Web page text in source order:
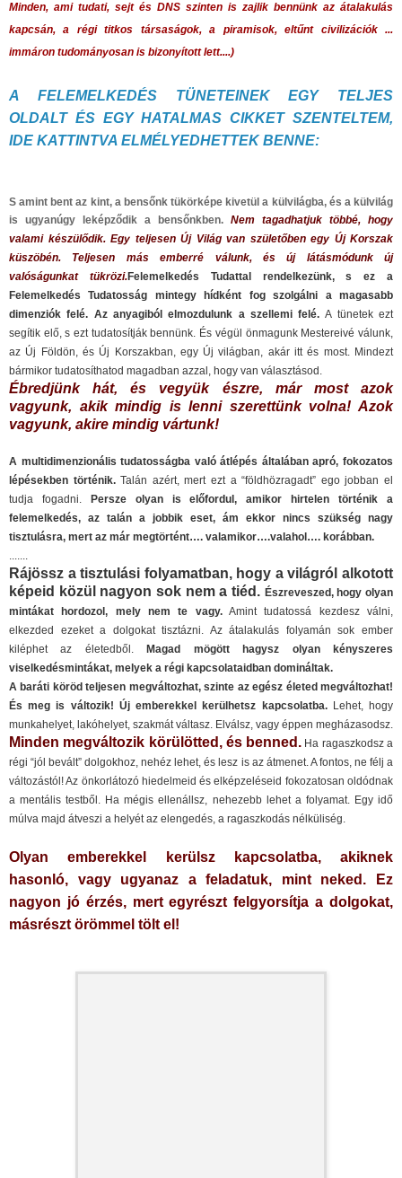
Minden, ami tudati, sejt és DNS szinten is zajlik bennünk az átalakulás
kapcsán, a régi titkos társaságok, a piramisok, eltűnt civilizációk ...
immáron tudományosan is bizonyított lett....)
A FELEMELKEDÉS TÜNETEINEK EGY TELJES
OLDALT ÉS EGY HATALMAS CIKKET SZENTELTEM,
IDE KATTINTVA ELMÉLYEDHETTEK BENNE:
S amint bent az kint, a bensőnk tükörképe kivetül a külvilágba, és a külvilág
is ugyanúgy leképződik a bensőnkben. Nem tagadhatjuk többé, hogy
valami készülődik. Egy teljesen Új Világ van születőben egy Új Korszak
küszöbén. Teljesen más emberré válunk, és új látásmódunk új
valóságunkat tükrözi.Felemelkedés Tudattal rendelkezünk, s ez a
Felemelkedés Tudatosság mintegy hídként fog szolgálni a magasabb
dimenziók felé. Az anyagiból elmozdulunk a szellemi felé.A tünetek ezt
segítik elő, s ezt tudatosítják bennünk. És végül önmagunk Mestereivé válunk,
az Új Földön, és Új Korszakban, egy Új világban, akár itt és most. Mindezt
bármikor tudatosíthatod magadban azzal, hogy van választásod.
Ébredjünk hát, és vegyük észre, már most azok
vagyunk, akik mindig is lenni szerettünk volna! Azok
vagyunk, akire mindig vártunk!
A multidimenzionális tudatosságba való átlépés általában apró, fokozatos
lépésekben történik.Talán azért, mert ezt a “földhözragadt” ego jobban el
tudja fogadni.
Persze olyan is előfordul, amikor hirtelen történik a
felemelkedés, az talán a jobbik eset, ám ekkor nincs szükség nagy
tisztulásra, mert az már megtörtént…. valamikor….valahol…. korábban.
.......
Rájössz a tisztulási folyamatban, hogy a világról alkotott
képeid közül nagyon sok nem a tiéd. Észreveszed, hogy olyan
mintákat hordozol, mely nem te vagy. Amint tudatossá kezdesz válni,
elkezded ezeket a dolgokat tisztázni. Az átalakulás folyamán sok ember
kiléphet az életedből.
Magad mögött hagysz olyan kényszeres
viselkedésmintákat, melyek a régi kapcsolataidban domináltak.
A baráti köröd teljesen megváltozhat, szinte az egész életed megváltozhat!
És meg is változik! Új emberekkel kerülhetsz kapcsolatba. Lehet, hogy
munkahelyet, lakóhelyet, szakmát váltasz. Elválsz, vagy éppen megházasodsz.
Minden megváltozik körülötted, és benned. Ha ragaszkodsz a
régi “jól bevált” dolgokhoz, nehéz lehet, és lesz is az átmenet. A fontos, ne félj a
változástól! Az önkorlátozó hiedelmeid és elképzeléseid fokozatosan oldódnak
a mentális testből. Ha mégis ellenállsz, nehezebb lehet a folyamat. Egy idő
múlva majd átveszi a helyét az elengedés, a ragaszkodás nélküliség.
Olyan emberekkel kerülsz kapcsolatba, akiknek
hasonló, vagy ugyanaz a feladatuk, mint neked. Ez
nagyon jó érzés, mert egyrészt felgyorsítja a dolgokat,
másrészt örömmel tölt el!